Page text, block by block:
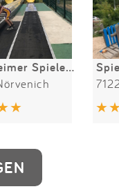
Bubenheimer Spieleland